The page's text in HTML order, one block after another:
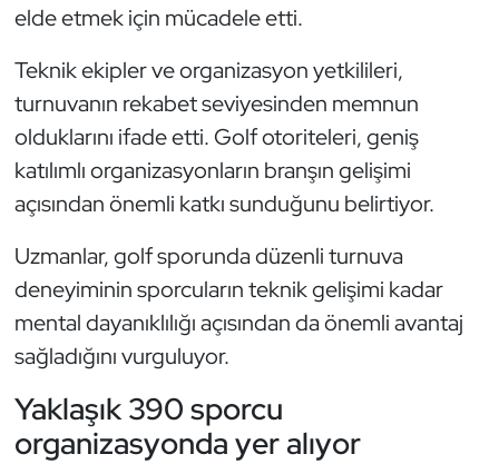
elde etmek için mücadele etti.
Teknik ekipler ve organizasyon yetkilileri,
turnuvanın rekabet seviyesinden memnun
olduklarını ifade etti. Golf otoriteleri, geniş
katılımlı organizasyonların branşın gelişimi
açısından önemli katkı sunduğunu belirtiyor.
Uzmanlar, golf sporunda düzenli turnuva
deneyiminin sporcuların teknik gelişimi kadar
mental dayanıklılığı açısından da önemli avantaj
sağladığını vurguluyor.
Yaklaşık 390 sporcu
organizasyonda yer alıyor
İşitme Engelli Sporcular
Judo ve Kuraş
Kano ve Rafting
Karate
Kayak
Kempo
Kick Boks
Kürek